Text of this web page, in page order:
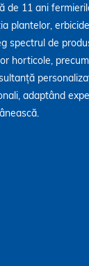
de 11 ani
plantelor,
spectrul de
horticole,
adaptând